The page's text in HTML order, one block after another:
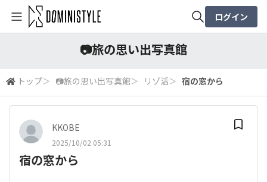
ログイン
📷️旅の思い出写真館
トップ＞ 📷️旅の思い出写真館＞ リゾ活＞ 宿の窓から
KKOBE
2025/10/02 05:31
宿の窓から